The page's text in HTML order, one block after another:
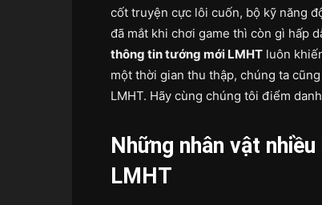
cốt truyện cực lôi cuốn, bộ kỹ năng
đã mắt khi chơi game thì còn gì hấp
thông tin tướng mới LMHT luôn
một thời gian thu thập, chúng ta
LMHT. Hãy cùng chúng tôi điểm
Những nhân vật
LMHT